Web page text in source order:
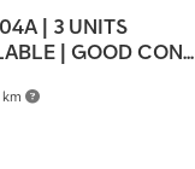
km
| 3 UNITS
| GOOD CON...